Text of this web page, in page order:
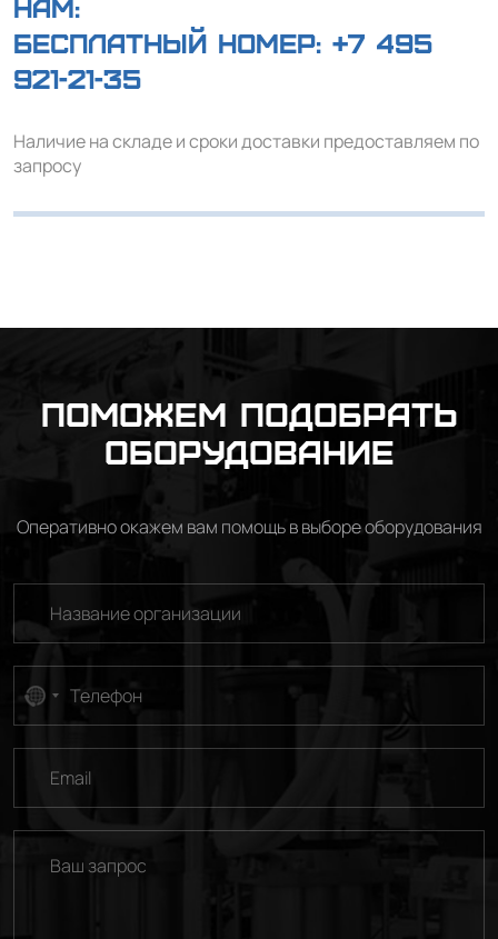
нам:
Бесплатный номер: +7 495
921-21-35
Наличие на складе и сроки доставки предоставляем по
запросу
Поможем подобрать
оборудование
Оперативно окажем вам помощь в выборе оборудования
No